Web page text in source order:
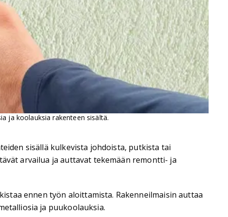
ja koolauksia rakenteen sisältä.
sisällä kulkevista johdoista, putkista tai
arvailua ja auttavat tekemään remontti- ja
ennen työn aloittamista. Rakenneilmaisin auttaa
ja puukoolauksia.